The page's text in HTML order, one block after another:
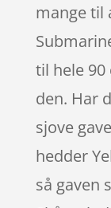
mange til
til hele
den. Har
sjove
hedder
så gaven